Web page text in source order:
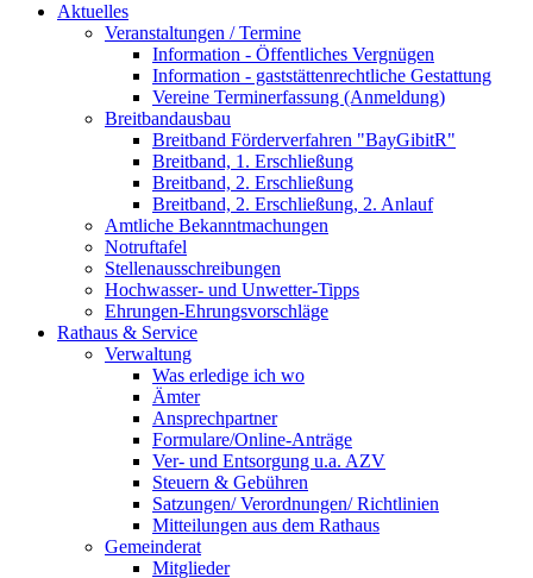
Aktuelles
Veranstaltungen / Termine
Information - Öffentliches Vergnügen
Information - gaststättenrechtliche Gestattung
Vereine Terminerfassung (Anmeldung)
Breitbandausbau
Breitband Förderverfahren "BayGibitR"
Breitband, 1. Erschließung
Breitband, 2. Erschließung
Breitband, 2. Erschließung, 2. Anlauf
Amtliche Bekanntmachungen
Notruftafel
Stellenausschreibungen
Hochwasser- und Unwetter-Tipps
Ehrungen-Ehrungsvorschläge
Rathaus & Service
Verwaltung
Was erledige ich wo
Ämter
Ansprechpartner
Formulare/Online-Anträge
Ver- und Entsorgung u.a. AZV
Steuern & Gebühren
Satzungen/ Verordnungen/ Richtlinien
Mitteilungen aus dem Rathaus
Gemeinderat
Mitglieder